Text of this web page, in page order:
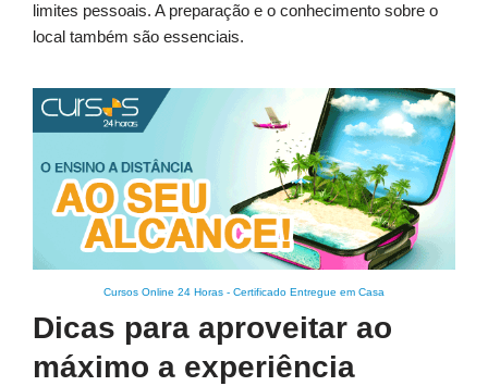
limites pessoais. A preparação e o conhecimento sobre o
local também são essenciais.
Cursos Online 24 Horas - Certificado Entregue em Casa
Dicas para aproveitar ao
máximo a experiência